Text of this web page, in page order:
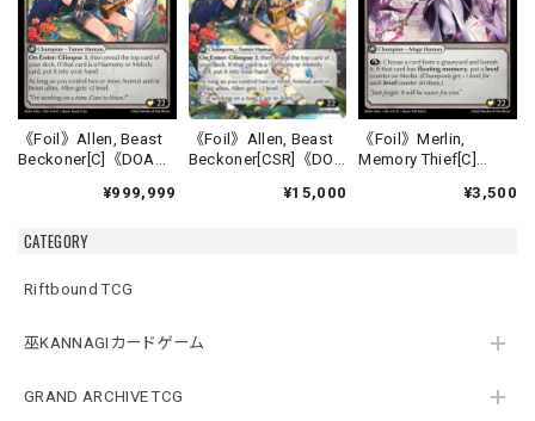
CATEGORY
Riftbound TCG
巫KANNAGIカードゲーム
GRAND ARCHIVE TCG
《Foil》Allen, Beast
Beckoner[C]《DOA
¥999,999
《Foil》Allen, Beast
Beckoner[CSR]《DOA
¥15,000
《Foil》Merlin,
Memory Thief[C]
¥3,500